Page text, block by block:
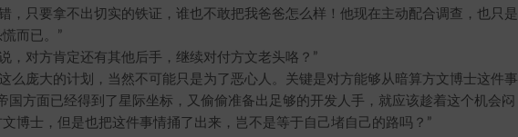
只要拿不出切实的铁证，谁也不敢把我爸爸怎么样！他现在主动配合调查，也只是
而已。”
对方肯定还有其他后手，继续对付方文老头咯？”
庞大的计划，当然不可能只是为了恶心人。关键是对方能够从暗算方文博士这件事
方面已经得到了星际坐标，又偷偷准备出足够的开发人手，就应该趁着这个机会闷
博士，但是也把这件事情捅了出来，岂不是等于自己堵自己的路吗？”